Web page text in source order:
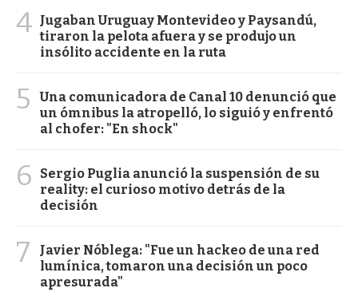
4 Jugaban Uruguay Montevideo y Paysandú,
tiraron la pelota afuera y se produjo un
insólito accidente en la ruta
5
Una comunicadora de Canal 10 denunció que
un ómnibus la atropelló, lo siguió y enfrentó
al chofer: "En shock"
6
Sergio Puglia anunció la suspensión de su
reality: el curioso motivo detrás de la
decisión
7
Javier Nóblega: "Fue un hackeo de una red
lumínica, tomaron una decisión un poco
apresurada"